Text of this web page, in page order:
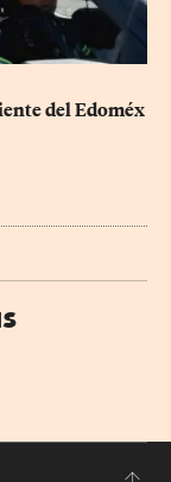
del Edoméx